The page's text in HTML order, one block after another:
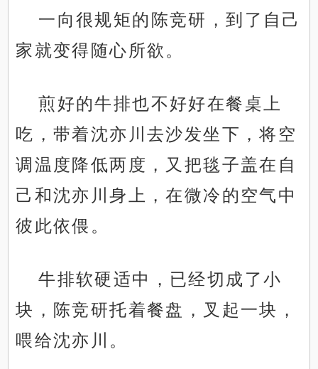
一向很规矩的陈竞研，到了自己
家就变得随心所欲。
煎好的牛排也不好好在餐桌上
吃，带着沈亦川去沙发坐下，将空
调温度降低两度，又把毯子盖在自
己和沈亦川身上，在微冷的空气中
彼此依偎。
牛排软硬适中，已经切成了小
块，陈竞研托着餐盘，叉起一块，
喂给沈亦川。